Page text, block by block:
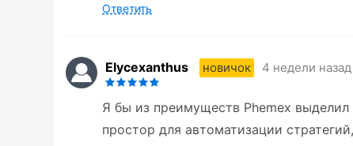
Ответить
Elycexanthus новичок 4 недели назад
Я бы из преимуществ Phemex
простор для автоматизации